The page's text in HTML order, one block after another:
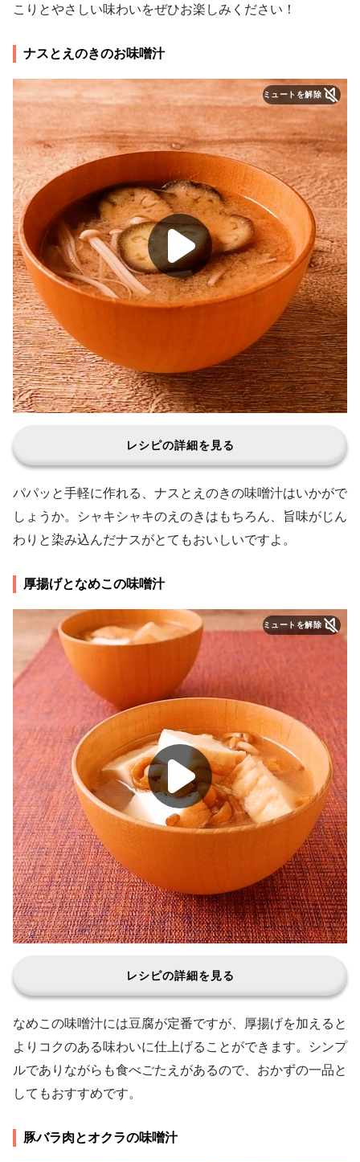
こりとやさしい味わいをぜひお楽しみください！
ナスとえのきのお味噌汁
ミュートを解除
レシピの詳細を見る
パパッと手軽に作れる、ナスとえのきの味噌汁はいかがで
しょうか。シャキシャキのえのきはもちろん、旨味がじん
わりと染み込んだナスがとてもおいしいですよ。
厚揚げとなめこの味噌汁
ミュートを解除
レシピの詳細を見る
なめこの味噌汁には豆腐が定番ですが、厚揚げを加えると
よりコクのある味わいに仕上げることができます。シンプ
ルでありながらも食べごたえがあるので、おかずの一品と
してもおすすめです。
豚バラ肉とオクラの味噌汁